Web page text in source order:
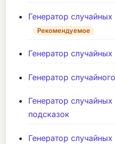
Генератор
Рекомендуемое
Генератор
Генератор
Генератор
подсказок
Генератор случайных